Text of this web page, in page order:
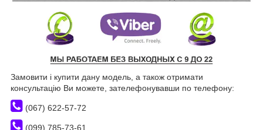
Замовити і купити дану модель, а також отримати
консультацію Ви можете, зателефонувавши по телефону:
(067) 622-57-72
(099) 785-73-61